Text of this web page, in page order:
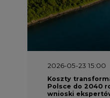
2026-05-23 15:00
Koszty
Polsce do 2040
wnioski